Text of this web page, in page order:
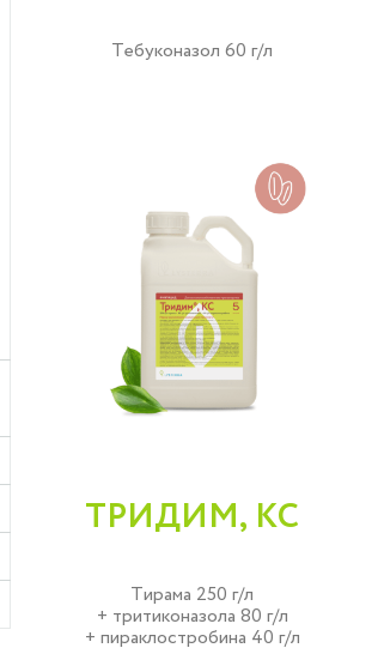
Тебуконазол 60 г/л
ТРИДИМ, КС
Тирама 250 г/л
+ тритиконазола 80 г/л
+ пираклостробина 40 г/л